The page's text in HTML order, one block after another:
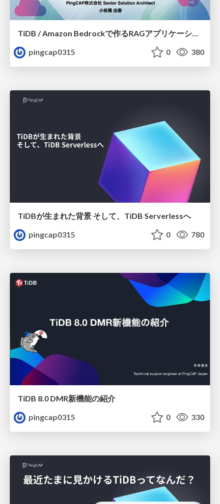
pingcap0315
0 380
TiDBが生まれた背景 そして、TiDB Serverlessへ
pingcap0315
0 780
TiDB 8.0 DMR新機能の紹介
pingcap0315
0 330